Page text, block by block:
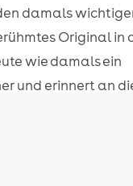
damals
Original in
wie damals ein
und erinnert an